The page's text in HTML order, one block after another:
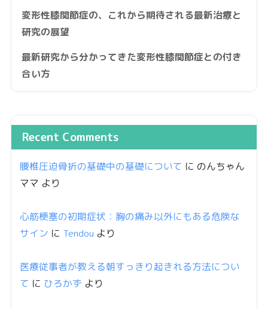
変形性膝関節症の、これから期待される最新治療と
研究の展望
最新研究から分かってきた変形性膝関節症との付き
合い方
Recent Comments
腰椎圧迫骨折の基礎中の基礎について に のんちゃん
ママ より
心筋梗塞の初期症状：胸の痛み以外にもある危険な
サイン に Tendou より
医療従事者が教える朝すっきり起きれる方法につい
て に ひろかず より